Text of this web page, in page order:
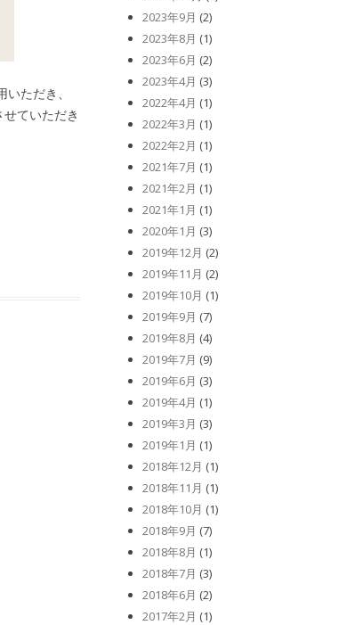
ただき、
ていただき
2023年9月 (2)
2023年8月 (1)
2023年6月 (2)
2023年4月 (3)
2022年4月 (1)
2022年3月 (1)
2022年2月 (1)
2021年7月 (1)
2021年2月 (1)
2021年1月 (1)
2020年1月 (3)
2019年12月 (2)
2019年11月 (2)
2019年10月 (1)
2019年9月 (7)
2019年8月 (4)
2019年7月 (9)
2019年6月 (3)
2019年4月 (1)
2019年3月 (3)
2019年1月 (1)
2018年12月 (1)
2018年11月 (1)
2018年10月 (1)
2018年9月 (7)
2018年8月 (1)
2018年7月 (3)
2018年6月 (2)
2017年2月 (1)